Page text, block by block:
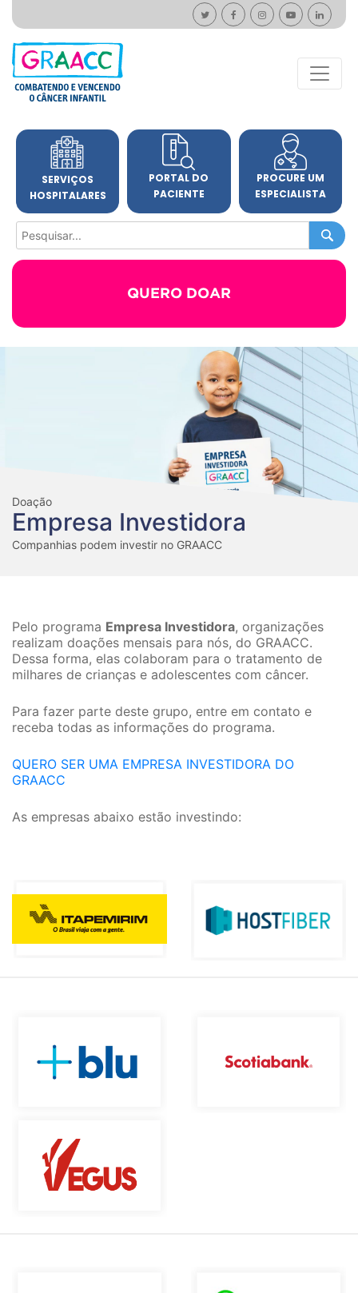
SERVIÇOS
HOSPITALARES
PORTAL DO
PACIENTE
PROCURE UM
ESPECIALISTA
QUERO DOAR
Doação
Empresa Investidora
Companhias podem investir no GRAACC
Pelo programa Empresa Investidora, organizações
realizam doações mensais para nós, do GRAACC.
Dessa forma, elas colaboram para o tratamento de
milhares de crianças e adolescentes com câncer.
Para fazer parte deste grupo, entre em contato e
receba todas as informações do programa.
QUERO SER UMA EMPRESA INVESTIDORA DO
GRAACC
As empresas abaixo estão investindo: